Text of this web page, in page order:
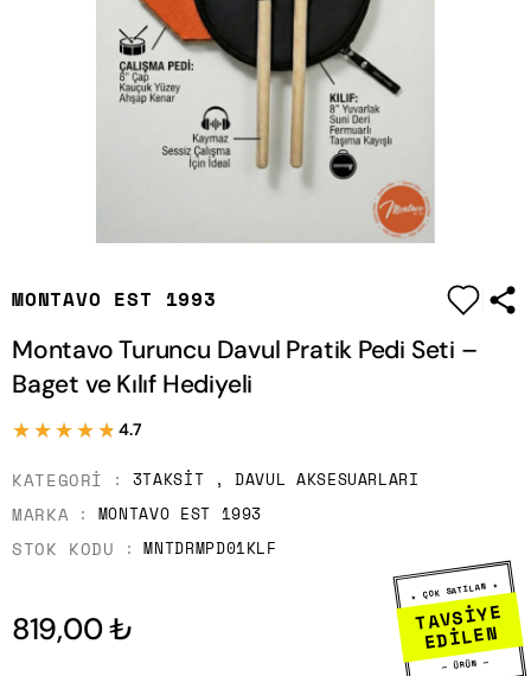
MONTAVO EST 1993
Montavo Turuncu Davul Pratik Pedi Seti –
Baget ve Kılıf Hediyeli
★★★★★
★★★★★ 4.7
KATEGORI 3TAKSIT , DAVUL AKSESUARLARI
MARKA MONTAVO EST 1993
STOK KODU MNTDRMPD01KLF
819,00 ₺
★ ÇOK SATILAN ★
TAVSİYE
EDİLEN
— ÜRÜN —